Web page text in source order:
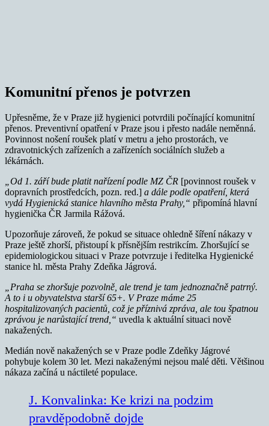
Komunitní přenos je potvrzen
Upřesněme, že v Praze již hygienici potvrdili počínající komunitní
přenos. Preventivní opatření v Praze jsou i přesto nadále neměnná.
Povinnost nošení roušek platí v metru a jeho prostorách, ve
zdravotnických zařízeních a zařízeních sociálních služeb a
lékárnách.
„Od 1. září bude platit nařízení podle MZ ČR [povinnost roušek v
dopravních prostředcích, pozn. red.] a dále podle opatření, která
vydá Hygienická stanice hlavního města Prahy,“ připomíná hlavní
hygienička ČR Jarmila Rážová.
Upozorňuje zároveň, že pokud se situace ohledně šíření nákazy v
Praze ještě zhorší, přistoupí k přísnějším restrikcím. Zhoršující se
epidemiologickou situaci v Praze potvrzuje i ředitelka Hygienické
stanice hl. města Prahy Zdeňka Jágrová.
„Praha se zhoršuje pozvolně, ale trend je tam jednoznačně patrný.
A to i u obyvatelstva starší 65+. V Praze máme 25
hospitalizovaných pacientů, což je příznivá zpráva, ale tou špatnou
zprávou je narůstající trend,“ uvedla k aktuální situaci nově
nakažených.
Medián nově nakažených se v Praze podle Zdeňky Jágrové
pohybuje kolem 30 let. Mezi nakaženými nejsou malé děti. Většinou
nákaza začíná u náctileté populace.
J. Konvalinka: Ke krizi na podzim
pravděpodobně dojde